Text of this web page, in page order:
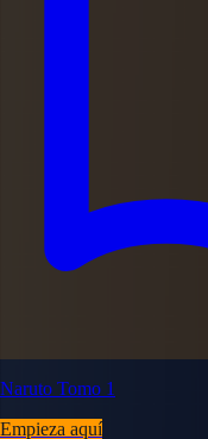
Naruto Tomo 1
Empieza aquí